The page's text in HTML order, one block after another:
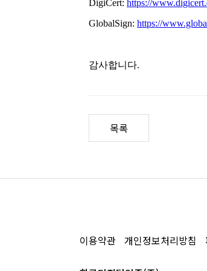
목록
이용약관 개인정보처리방침